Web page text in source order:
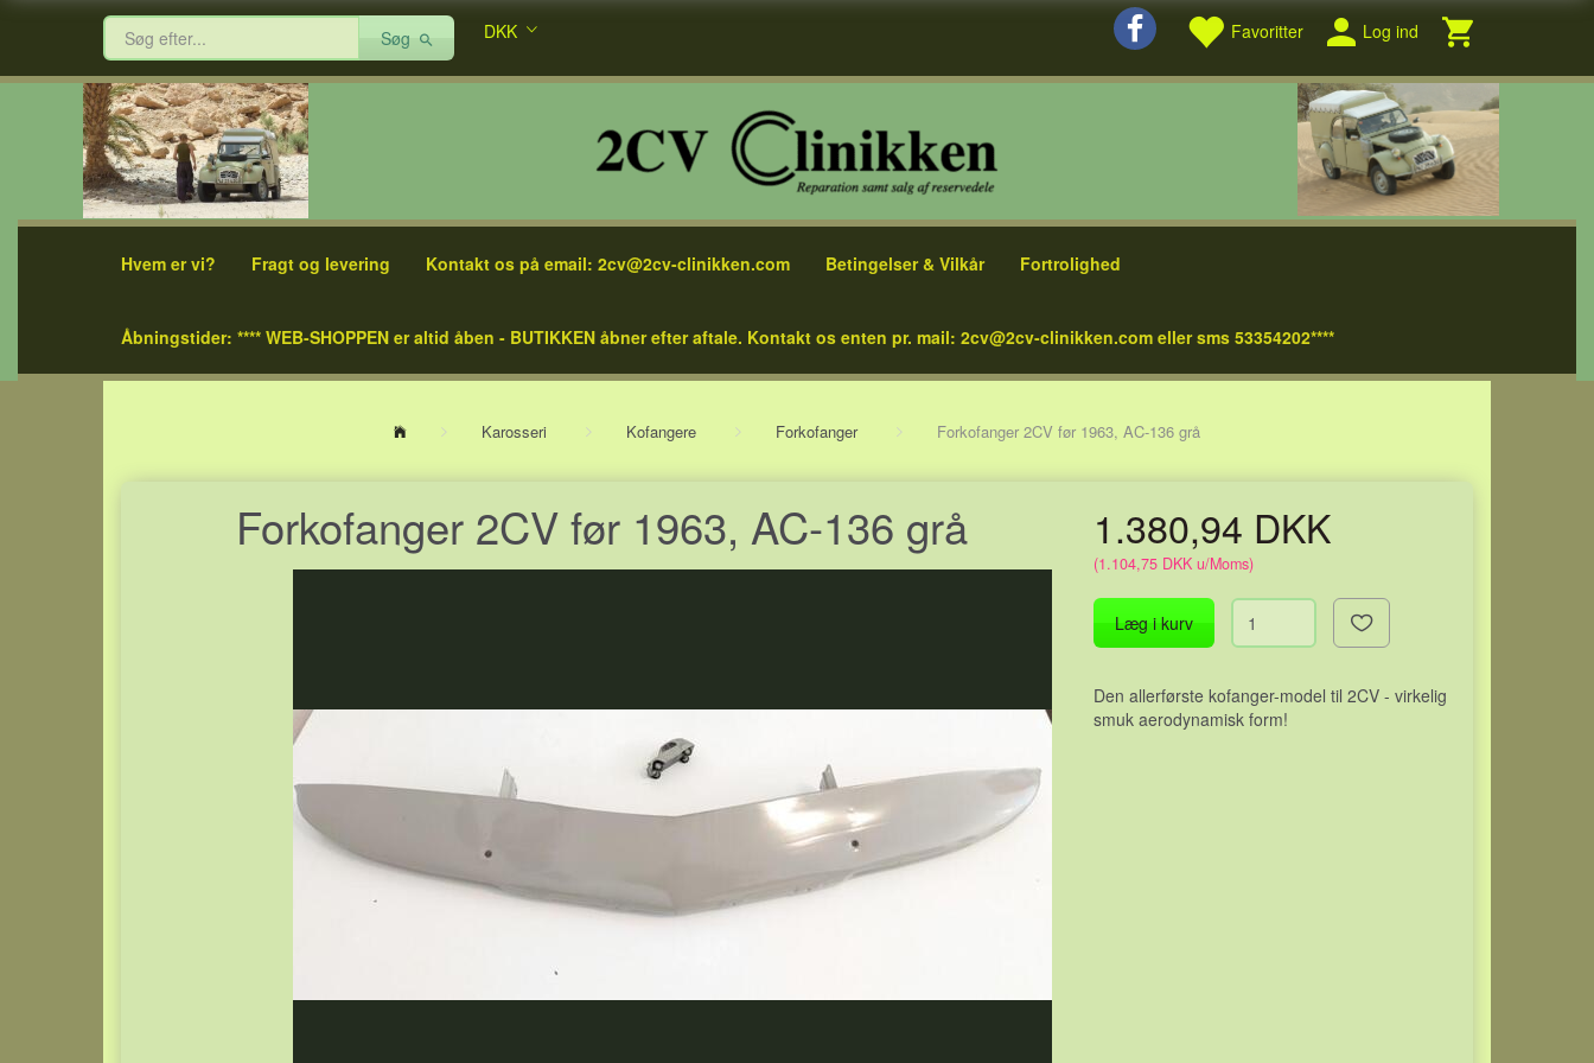
Favoritter Log ind
Søg DKK
Hvem er vi? Fragt og levering Kontakt os på email: 2cv@2cv-clinikken.com Betingelser & Vilkår Fortrolighed
Åbningstider: **** WEB-SHOPPEN er altid åben - BUTIKKEN åbner efter aftale. Kontakt os enten pr. mail: 2cv@2cv-clinikken.com eller sms 53354202****
Karosseri Kofangere Forkofanger Forkofanger 2CV før 1963, AC-136 grå
Forkofanger 2CV før 1963, AC-136 grå 1.380,94 DKK
(1.104,75 DKK u/Moms)
Læg i kurv
Den allerførste kofanger-model til 2CV - virkelig
smuk aerodynamisk form!